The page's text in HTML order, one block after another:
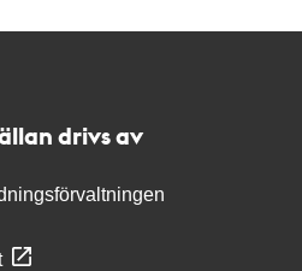
drivs av